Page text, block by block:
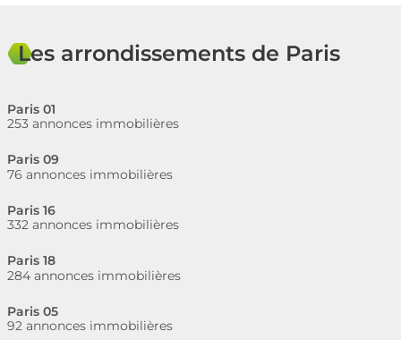
Les arrondissements de Paris
Paris 01
253 annonces immobilières
Paris 09
76 annonces immobilières
Paris 16
332 annonces immobilières
Paris 18
284 annonces immobilières
Paris 05
92 annonces immobilières